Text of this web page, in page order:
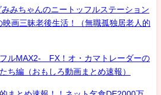
みちゃんのニートッフルステーション
映画三昧老後生活！（無職孤独居老人的
ルMAX2- FX！オ・カマトレーダーの
編（おもしろ動画まとめ速報）